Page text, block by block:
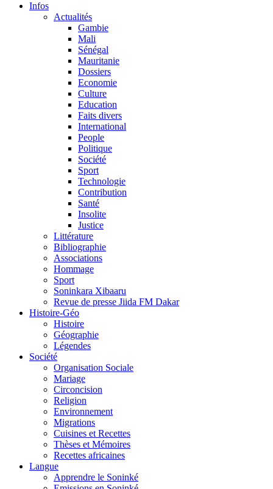
Infos
Actualités
Gambie
Mali
Sénégal
Mauritanie
Dossiers
Economie
Culture
Education
Faits divers
International
People
Politique
Société
Sport
Technologie
Contribution
Santé
Insolite
Justice
Littérature
Bibliographie
Associations
Hommage
Sport
Soninkara Xibaaru
Revue de presse Jiida FM Dakar
Histoire-Géo
Histoire
Géographie
Légendes
Société
Organisation Sociale
Mariage
Circoncision
Religion
Environnement
Migrations
Cuisines et Recettes
Thèses et Mémoires
Recettes africaines
Langue
Apprendre le Soninké